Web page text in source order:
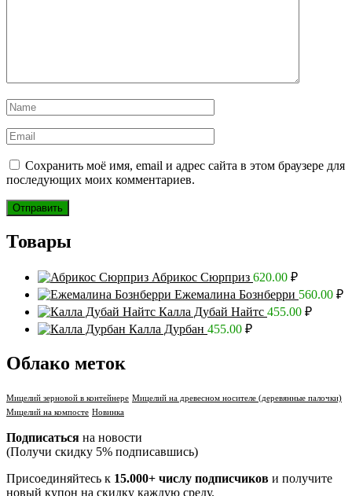
Сохранить моё имя, email и адрес сайта в этом браузере для
последующих моих комментариев.
Товары
Абрикос Сюрприз 620.00 ₽
Ежемалина Бознберри 560.00 ₽
Калла Дубай Найтс 455.00 ₽
Калла Дурбан 455.00 ₽
Облако меток
Мицелий зерновой в контейнере Мицелий на древесном носителе (деревянные палочки)
Мицелий на компосте Новинка
Подписаться на новости
(Получи скидку 5% подписавшись)
Присоединяйтесь к 15.000+ числу подписчиков и получите
новый купон на скидку каждую среду.